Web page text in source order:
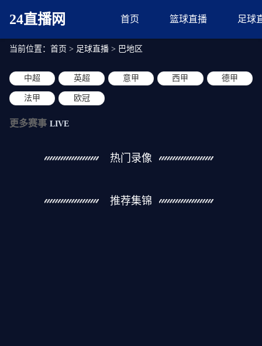
24直播网 首页 篮球直播 足球
当前位置： 首页 > 足球直播 > 巴地区
中超 英超 意甲 西甲 德甲
法甲 欧冠
更多赛事 LIVE
热门录像
推荐集锦